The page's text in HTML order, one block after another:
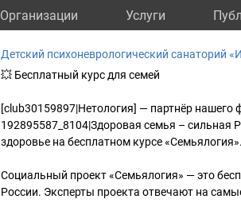
Организации Услуги
Детский психоневрологический санаторий
💥 Бесплатный курс для семей
[club30159897|Нетология] — партнёр
192895587_8104|Здоровая семья – сильная
здоровье на бесплатном курсе «Семьялогия».
Cоциальный проект «Семьялогия» — это
России. Эксперты проекта отвечают на